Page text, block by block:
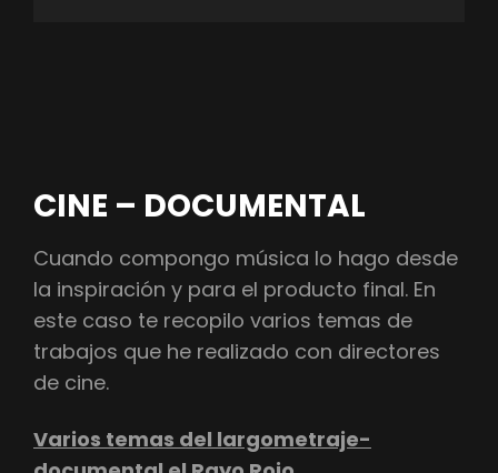
CINE – DOCUMENTAL
Cuando compongo música lo hago desde
la inspiración y para el producto final. En
este caso te recopilo varios temas de
trabajos que he realizado con directores
de cine.
Varios temas del largometraje-